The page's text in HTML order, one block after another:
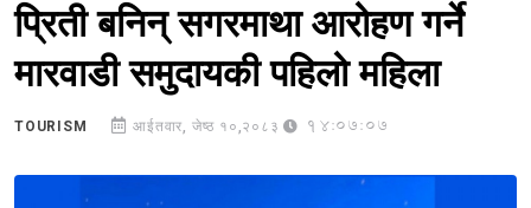
प्रिती बनिन् सगरमाथा आरोहण गर्ने
मारवाडी समुदायकी पहिलो महिला
TOURISM आईतवार, जेष्ठ १०,२०८३ 14:07:07